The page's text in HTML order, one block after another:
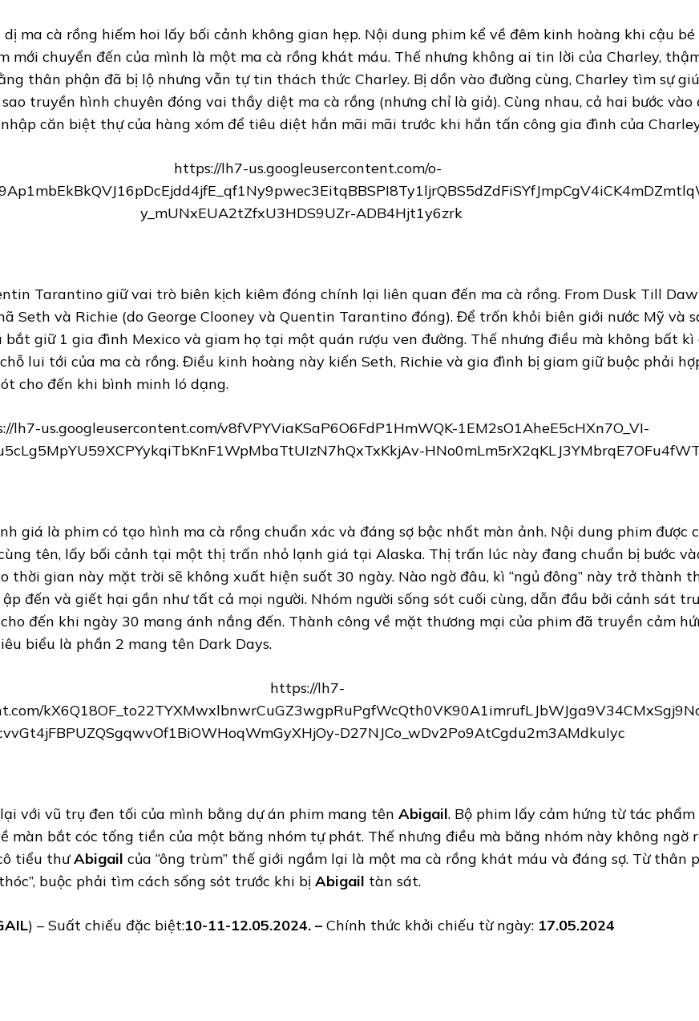
ma cà rồng hiếm hoi lấy bối cảnh không gian hẹp. Nội dung phim kể về đêm kinh hoàng khi cậu
mới chuyển đến của mình là một ma cà rồng khát máu. Thế nhưng không ai tin lời của Charley,
thân phận đã bị lộ nhưng vẫn tự tin thách thức Charley. Bị dồn vào đường cùng, Charley tìm sự
truyền hình chuyên đóng vai thầy diệt ma cà rồng (nhưng chỉ là giả). Cùng nhau, cả hai bước vào
căn biệt thự của hàng xóm để tiêu diệt hắn mãi mãi trước khi hắn tấn công gia đình của
Tarantino giữ vai trò biên kịch kiêm đóng chính lại liên quan đến ma cà rồng. From Dusk Till
Seth và Richie (do George Clooney và Quentin Tarantino đóng). Để trốn khỏi biên giới nước Mỹ và
bắt giữ 1 gia đình Mexico và giam họ tại một quán rượu ven đường. Thế nhưng điều mà không bất kì
lui tới của ma cà rồng. Điều kinh hoàng này kiến Seth, Richie và gia đình bị giam giữ buộc phải
cho đến khi bình minh ló dạng.
giá là phim có tạo hình ma cà rồng chuẩn xác và đáng sợ bậc nhất màn ảnh. Nội dung phim được
tên, lấy bối cảnh tại một thị trấn nhỏ lạnh giá tại Alaska. Thị trấn lúc này đang chuẩn bị bước
thời gian này mặt trời sẽ không xuất hiện suốt 30 ngày. Nào ngờ đâu, kì “ngủ đông” này trở thành
đến và giết hại gần như tất cả mọi người. Nhóm người sống sót cuối cùng, dẫn đầu bởi cảnh sát
đến khi ngày 30 mang ánh nắng đến. Thành công về mặt thương mại của phim đã truyền cảm
biểu là phần 2 mang tên Dark Days.
với vũ trụ đen tối của mình bằng dự án phim mang tên Abigail. Bộ phim lấy cảm hứng từ tác phẩm
màn bắt cóc tống tiền của một băng nhóm tự phát. Thế nhưng điều mà băng nhóm này không ngờ
tiểu thưAbigail của “ông trùm” thế giới ngầm lại là một ma cà rồng khát máu và đáng sợ. Từ thân
buộc phải tìm cách sống sót trước khi bị Abigail tàn sát.
) – Suất chiếu đặc biệt:10-11-12.05.2024. – Chính thức khởi chiếu từ ngày: 17.05.2024